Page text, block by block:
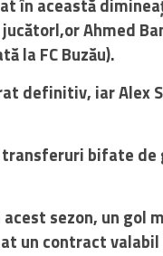
în această
Ahmed
la FC Buzău).
definitiv, iar Alex
bifate de
sezon, un gol
un contract valabil